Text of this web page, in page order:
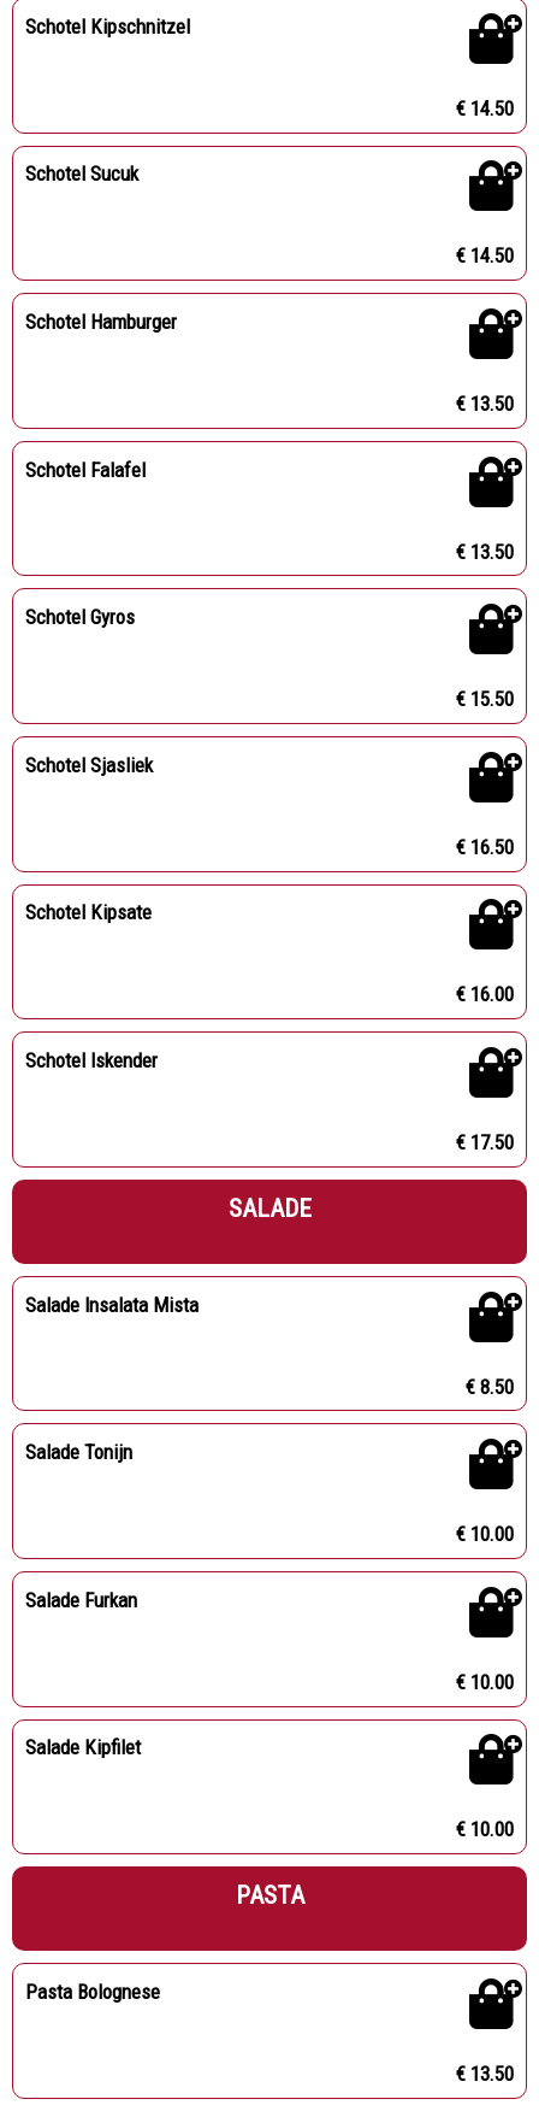
Schotel Kipschnitzel
€ 14.50
Schotel Sucuk
€ 14.50
Schotel Hamburger
€ 13.50
Schotel Falafel
€ 13.50
Schotel Gyros
€ 15.50
Schotel Sjasliek
€ 16.50
Schotel Kipsate
€ 16.00
Schotel Iskender
€ 17.50
SALADE
Salade Insalata Mista
€ 8.50
Salade Tonijn
€ 10.00
Salade Furkan
€ 10.00
Salade Kipfilet
€ 10.00
PASTA
Pasta Bolognese
€ 13.50